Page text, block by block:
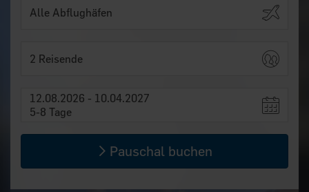
2 Reisende
12.08.2026 - 10.04.2027
5-8 Tage
Pauschal buchen